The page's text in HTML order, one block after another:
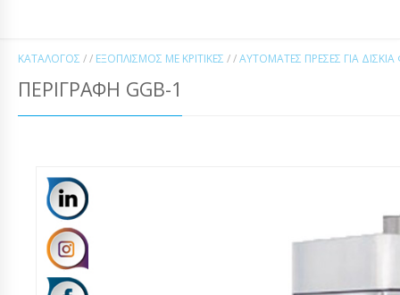
ΚΑΤΆΛΟΓΟΣ / / ΕΞΟΠΛΙΣΜΌΣ ΜΕ ΚΡΙΤΙΚΈΣ / /ΑΥΤΌΜΑΤΕΣ ΠΡΈΣΕΣ ΓΙΑ
ΠΕΡΙΓΡΑΦΉ GGB-1